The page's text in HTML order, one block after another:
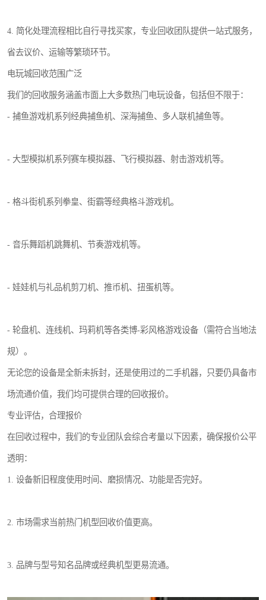
4. 简化处理流程相比自行寻找买家，专业回收团队提供一站式服务，
省去议价、运输等繁琐环节。
电玩城回收范围广泛
我们的回收服务涵盖市面上大多数热门电玩设备，包括但不限于：
- 捕鱼游戏机系列经典捕鱼机、深海捕鱼、多人联机捕鱼等。
- 大型模拟机系列赛车模拟器、飞行模拟器、射击游戏机等。
- 格斗街机系列拳皇、街霸等经典格斗游戏机。
- 音乐舞蹈机跳舞机、节奏游戏机等。
- 娃娃机与礼品机剪刀机、推币机、扭蛋机等。
- 轮盘机、连线机、玛莉机等各类博-彩风格游戏设备（需符合当地法
规）。
无论您的设备是全新未拆封，还是使用过的二手机器，只要仍具备市
场流通价值，我们均可提供合理的回收报价。
专业评估，合理报价
在回收过程中，我们的专业团队会综合考量以下因素，确保报价公平
透明：
1. 设备新旧程度使用时间、磨损情况、功能是否完好。
2. 市场需求当前热门机型回收价值更高。
3. 品牌与型号知名品牌或经典机型更易流通。